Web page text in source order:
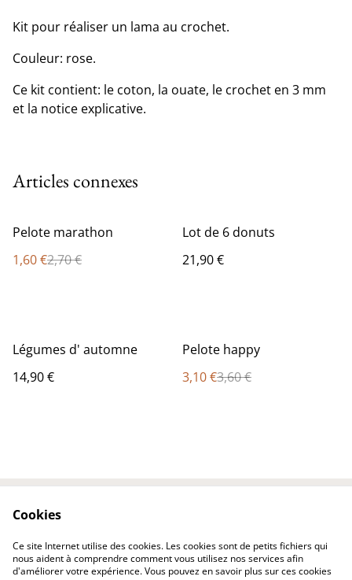
Kit pour réaliser un lama au crochet.
Couleur: rose.
Ce kit contient: le coton, la ouate, le crochet en 3 mm
et la notice explicative.
Articles connexes
%
Pelote marathon
1,60 €2,70 €
Lot de 6 donuts
21,90 €
Légumes d' automne
14,90 €
%
Pelote happy
3,10 €3,60 €
Politique de
confidentialité
Politique de cookies
Cookies
Ce site Internet utilise des cookies. Les cookies sont de petits fichiers qui
nous aident à comprendre comment vous utilisez nos services afin
d'améliorer votre expérience. Vous pouvez en savoir plus sur ces cookies